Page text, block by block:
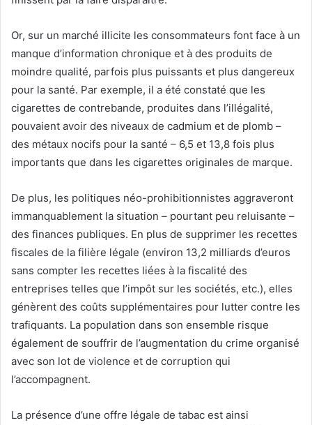
Or, sur un marché illicite les consommateurs font face à un
manque d’information chronique et à des produits de
moindre qualité, parfois plus puissants et plus dangereux
pour la santé. Par exemple, il a été constaté que les
cigarettes de contrebande, produites dans l’illégalité,
pouvaient avoir des niveaux de cadmium et de plomb –
des métaux nocifs pour la santé – 6,5 et 13,8 fois plus
importants que dans les cigarettes originales de marque.
De plus, les politiques néo-prohibitionnistes aggraveront
immanquablement la situation – pourtant peu reluisante –
des finances publiques. En plus de supprimer les recettes
fiscales de la filière légale (environ 13,2 milliards d’euros
sans compter les recettes liées à la fiscalité des
entreprises telles que l’impôt sur les sociétés, etc.), elles
génèrent des coûts supplémentaires pour lutter contre les
trafiquants. La population dans son ensemble risque
également de souffrir de l’augmentation du crime organisé
avec son lot de violence et de corruption qui
l’accompagnent.
La présence d’une offre légale de tabac est ainsi